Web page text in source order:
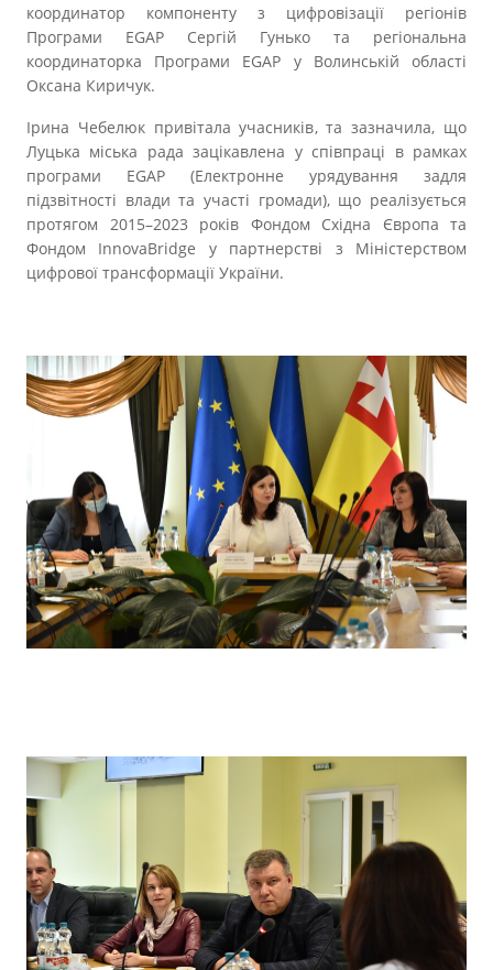
координатор компоненту з цифровізації регіонів
Програми EGAP Сергій Гунько та регіональна
координаторка Програми EGAP у Волинській області
Оксана Киричук.
Ірина Чебелюк привітала учасників, та зазначила, що
Луцька міська рада зацікавлена у співпраці в рамках
програми EGAP (Електронне урядування задля
підзвітності влади та участі громади), що реалізується
протягом 2015–2023 років Фондом Східна Європа та
Фондом InnovaBridge у партнерстві з Міністерством
цифрової трансформації України.